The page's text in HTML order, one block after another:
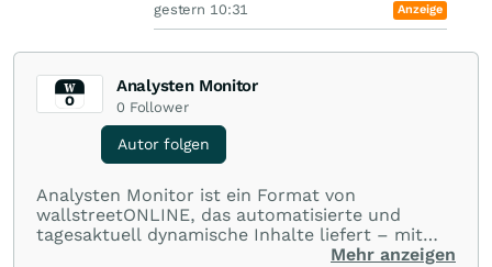
gestern 10:31 Anzeige
Analysten Monitor
0 Follower
Autor folgen
Analysten Monitor ist ein Format von
wallstreetONLINE, das automatisierte und
tagesaktuell dynamische Inhalte liefert – mit
Mehr anzeigen